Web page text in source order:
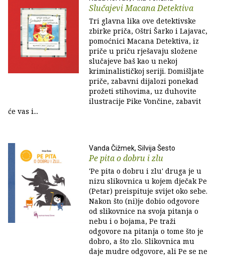
Slučajevi Macana Detektiva
Tri glavna lika ove detektivske
zbirke priča, Oštri Šarko i Lajavac,
pomoćnici Macana Detektiva, iz
priče u priču rješavaju složene
slučajeve baš kao u nekoj
kriminalističkoj seriji. Domišljate
priče, zabavni dijalozi ponekad
prožeti stihovima, uz duhovite
ilustracije Pike Vončine, zabavit
će vas i...
Vanda Čižmek, Silvija Šesto
Pe pita o dobru i zlu
'Pe pita o dobru i zlu' druga je u
nizu slikovnica u kojem dječak Pe
(Petar) preispituje svijet oko sebe.
Nakon što (ni)je dobio odgovore
od slikovnice na svoja pitanja o
nebu i o bojama, Pe traži
odgovore na pitanja o tome što je
dobro, a što zlo. Slikovnica mu
daje mudre odgovore, ali Pe se ne